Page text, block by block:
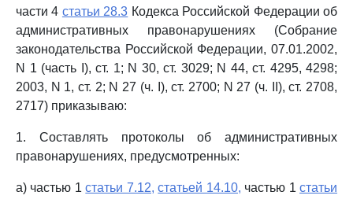
части 4 статьи 28.3 Кодекса Российской Федерации об
административных правонарушениях (Собрание
законодательства Российской Федерации, 07.01.2002,
N 1 (часть I), ст. 1; N 30, ст. 3029; N 44, ст. 4295, 4298;
2003, N 1, ст. 2; N 27 (ч. I), ст. 2700; N 27 (ч. II), ст. 2708,
2717) приказываю:
1. Составлять протоколы об административных
правонарушениях, предусмотренных:
а) частью 1статьи 7.12, статьей 14.10, частью 1статьи